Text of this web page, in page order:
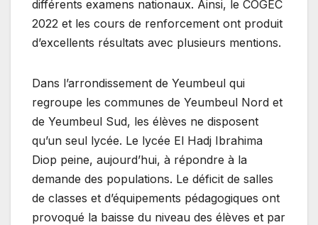
différents examens nationaux. Ainsi, le COGEC
2022 et les cours de renforcement ont produit
d’excellents résultats avec plusieurs mentions.
Dans l’arrondissement de Yeumbeul qui
regroupe les communes de Yeumbeul Nord et
de Yeumbeul Sud, les élèves ne disposent
qu’un seul lycée. Le lycée El Hadj Ibrahima
Diop peine, aujourd’hui, à répondre à la
demande des populations. Le déficit de salles
de classes et d’équipements pédagogiques ont
provoqué la baisse du niveau des élèves et par